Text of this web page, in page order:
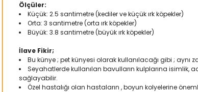
Ölçüler:
Küçük: 2.5 santimetre (kediler ve küçük ırk köpekler)
Orta: 3 santimetre (orta ırk köpekler)
Büyük: 3.8 santimetre (büyük ırk köpekler)
İlave Fikir;
Bu künye ; pet künyesi olarak kullanılacağı gibi ;
Seyahatlerde kullanılan bavulların kulplarına isimlik,
sağlayabilir.
Özel hastalığı olan hastaların , boyun kolyelerine